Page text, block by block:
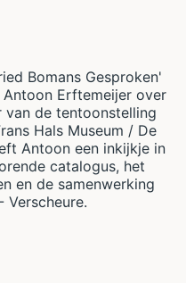
Bomans Gesproken'
Erftemeijer over
van de tentoonstelling
Hals Museum / De
Antoon een inkijkje in
catalogus, het
en de samenwerking
Verscheure.